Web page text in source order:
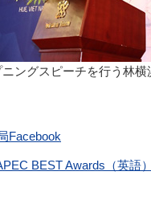
ニングスピーチを行う林横
Facebook
BEST Awards（英語）